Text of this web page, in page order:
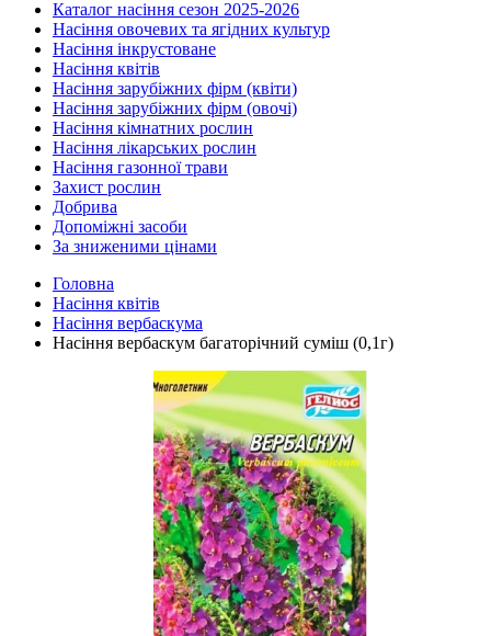
Каталог насіння сезон 2025-2026
Насіння овочевих та ягідних культур
Насіння інкрустоване
Насіння квітів
Насіння зарубіжних фірм (квіти)
Насіння зарубіжних фірм (овочі)
Насіння кімнатних рослин
Насіння лікарських рослин
Насіння газонної трави
Захист рослин
Добрива
Допоміжні засоби
За зниженими цінами
Головна
Насіння квітів
Насіння вербаскума
Насіння вербаскум багаторічний суміш (0,1г)